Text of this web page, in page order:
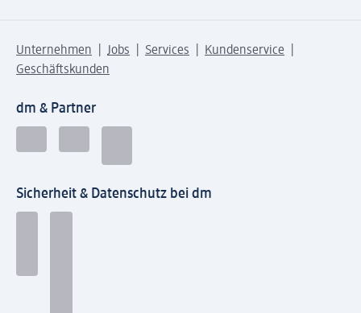
Unternehmen Jobs Services
Kundenservice
Geschäftskunden
dm & Partner
Sicherheit & Datenschutz bei dm